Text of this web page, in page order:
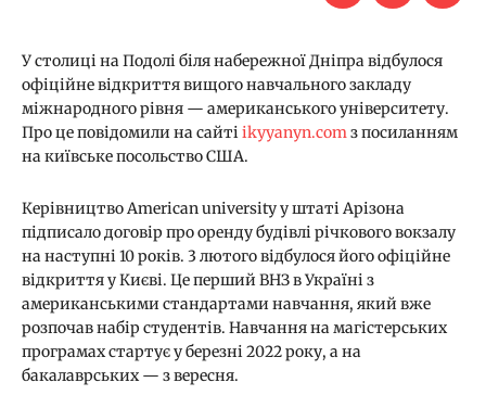
У столиці на Подолі біля набережної Дніпра відбулося
офіційне відкриття вищого навчального закладу
міжнародного рівня — американського університету.
Про це повідомили на сайті ikyyanyn.com з посиланням
на київське посольство США.
Керівництво American university у штаті Арізона
підписало договір про оренду будівлі річкового вокзалу
на наступні 10 років. 3 лютого відбулося його офіційне
відкриття у Києві. Це перший ВНЗ в Україні з
американськими стандартами навчання, який вже
розпочав набір студентів. Навчання на магістерських
програмах стартує у березні 2022 року, а на
бакалаврських — з вересня.